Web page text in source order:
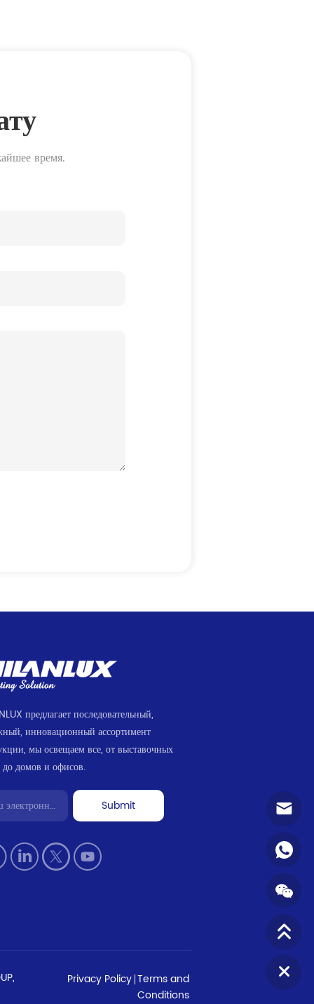
время.
предлагает последовательный,
инновационный ассортимент
мы освещаем все, от выставочных
до домов и офисов.
Submit
Privacy Policy Terms and
Conditions